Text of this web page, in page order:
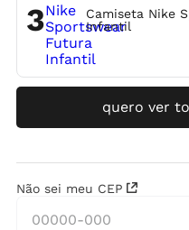
3
Camiseta Nike
Infantil
quero ver
Não sei meu CEP